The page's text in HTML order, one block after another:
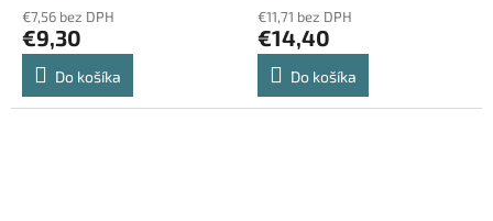
€7,56 bez DPH
€9,30
Do košíka
€11,71 bez DPH
€14,40
Do košíka